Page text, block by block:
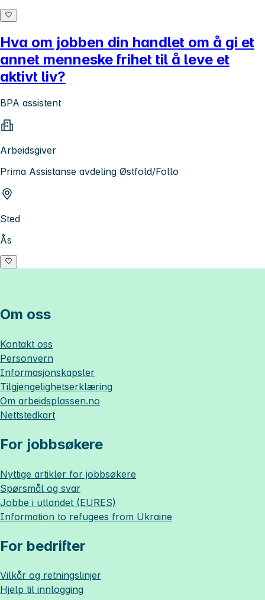
Hva om jobben din handlet om å gi et
annet menneske frihet til å leve et
aktivt liv?
BPA assistent
Arbeidsgiver
Prima Assistanse avdeling Østfold/Follo
Sted
Ås
Om oss
Kontakt oss
Personvern
Informasjonskapsler
Tilgjengelighetserklæring
Om arbeidsplassen.no
Nettstedkart
For jobbsøkere
Nyttige artikler for jobbsøkere
Spørsmål og svar
Jobbe i utlandet (EURES)
Information to refugees from Ukraine
For bedrifter
Vilkår og retningslinjer
Hjelp til innlogging